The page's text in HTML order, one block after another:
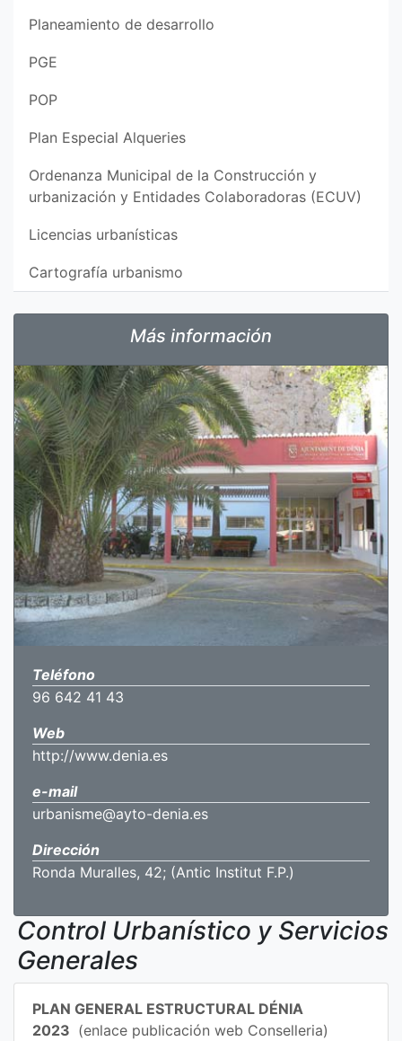
Planeamiento de desarrollo
PGE
POP
Plan Especial Alqueries
Ordenanza Municipal de la Construcción y
urbanización y Entidades Colaboradoras (ECUV)
Licencias urbanísticas
Cartografía urbanismo
Más información
Teléfono
96 642 41 43
Web
http://www.denia.es
e-mail
urbanisme@ayto-denia.es
Dirección
Ronda Muralles, 42; (Antic Institut F.P.)
Control Urbanístico y Servicios
Generales
PLAN GENERAL ESTRUCTURAL DÉNIA
2023 (enlace publicación web Conselleria)